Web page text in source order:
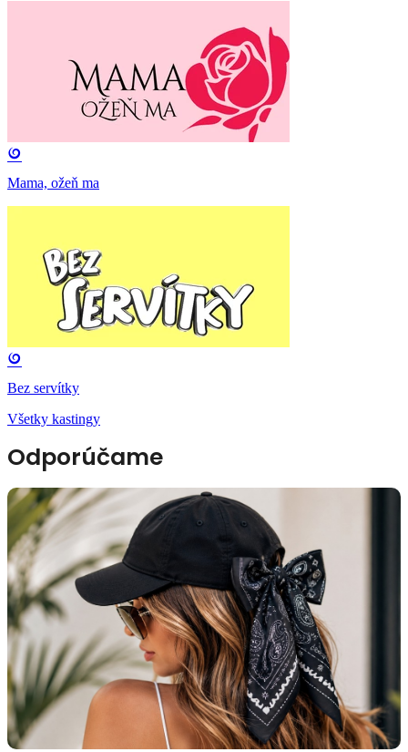
Mama, ožeň ma
Bez servítky
Všetky kastingy
Odporúčame